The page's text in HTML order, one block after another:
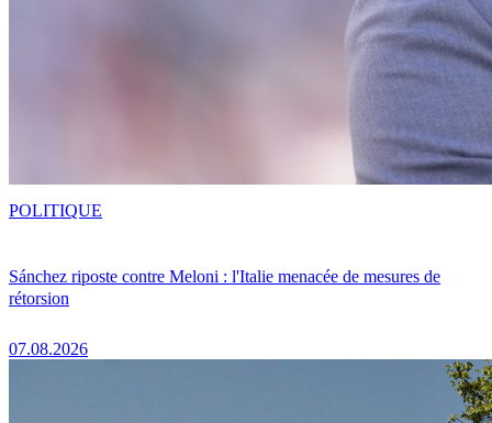
Sánchez riposte contre Meloni : l'Italie menacée de mesures de
rétorsion
07.08.2026
POLITIQUE